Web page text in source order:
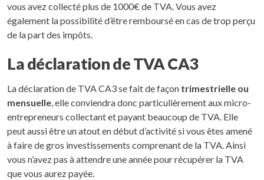
vous avez collecté plus de 1000€ de TVA. Vous avez
également la possibilité d’être remboursé en cas de trop perçu
de la part des impôts.
La déclaration de TVA CA3
La déclaration de TVA CA3 se fait de façon trimestrielle ou
mensuelle, elle conviendra donc particulièrement aux micro-
entrepreneurs collectant et payant beaucoup de TVA. Elle
peut aussi être un atout en début d’activité si vous êtes amené
à faire de gros investissements comprenant de la TVA. Ainsi
vous n’avez pas à attendre une année pour récupérer la TVA
que vous aurez payée.